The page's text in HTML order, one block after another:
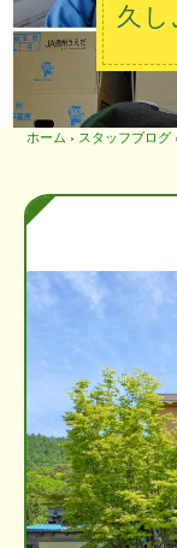
久
ホーム › スタッフブログ ›